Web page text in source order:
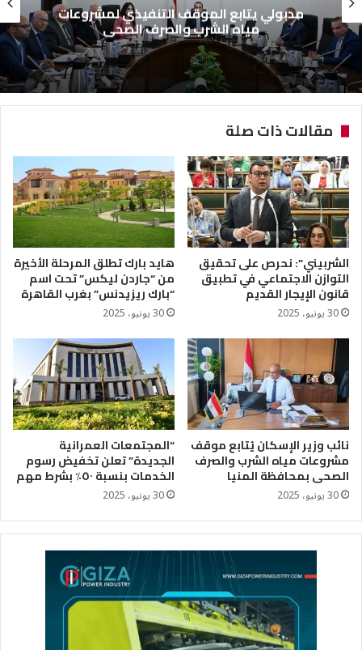
مدبولي يتابع الموقف التنفيذي لمشروعات
مياه الشرب والصرف الصحي
مقالات ذات صلة
الشربيني”: نحرص على تحقيق
التوازن الاجتماعي في تطبيق
قانون الإيجار القديم
30 يونيو، 2025
هايد بارك تطلق المرحلة الأخيرة
من “جاردن ليكس” تحت اسم
“بارك ريزيدنس” بغرب القاهرة
30 يونيو، 2025
نائب وزير الإسكان يُتابع موقف
مشروعات مياه الشرب والصرف
الصحى بمحافظة المنيا
30 يونيو، 2025
“المجتمعات العمرانية
الجديدة” تعلن تخفيض رسوم
الخدمات بنسبة ٥٠٪؜ بشرط مهم
30 يونيو، 2025